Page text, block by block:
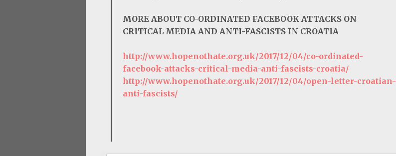
MORE ABOUT CO-ORDINATED FACEBOOK ATTACKS ON
CRITICAL MEDIA AND ANTI-FASCISTS IN CROATIA
http://www.hopenothate.org.uk/2017/12/04/co-ordinated-
facebook-attacks-critical-media-anti-fascists-croatia/
http://www.hopenothate.org.uk/2017/12/04/open-letter-croatian-
anti-fascists/